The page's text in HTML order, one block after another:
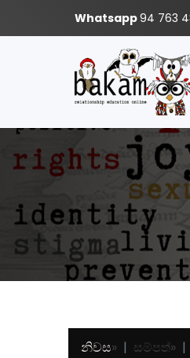
Whatsapp94 763
නිවස» සම්පත්»